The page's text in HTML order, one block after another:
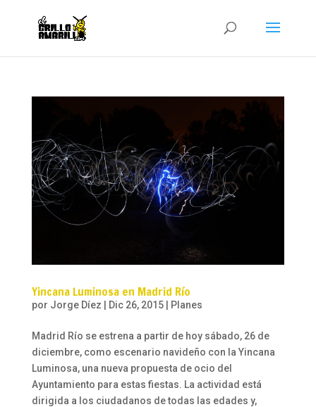
Yincana Luminosa en Madrid Río
por Jorge Díez Dic 26, 2015| Planes
Madrid Río se estrena a partir de hoy sábado, 26 de
diciembre, como escenario navideño con la Yincana
Luminosa, una nueva propuesta de ocio del
Ayuntamiento para estas fiestas. La actividad está
dirigida a los ciudadanos de todas las edades y,